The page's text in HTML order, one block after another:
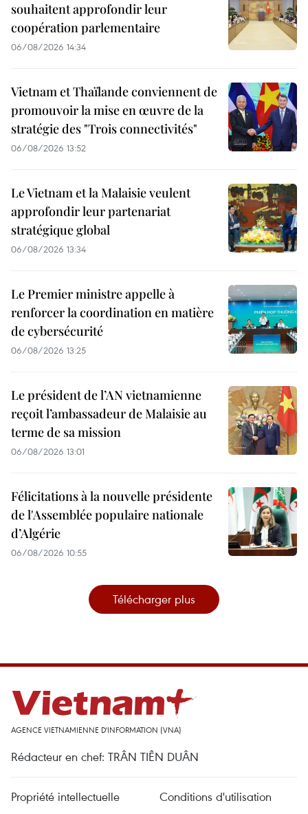
souhaitent approfondir leur
coopération parlementaire
06/08/2026 14:34
Vietnam et Thaïlande conviennent de
promouvoir la mise en œuvre de la
stratégie des "Trois connectivités"
06/08/2026 13:52
Le Vietnam et la Malaisie veulent
approfondir leur partenariat
stratégique global
06/08/2026 13:34
Le Premier ministre appelle à
renforcer la coordination en matière
de cybersécurité
06/08/2026 13:25
Le président de l’AN vietnamienne
reçoit l’ambassadeur de Malaisie au
terme de sa mission
06/08/2026 13:01
Félicitations à la nouvelle présidente
de l'Assemblée populaire nationale
d’Algérie
06/08/2026 10:55
Télécharger plus
AGENCE VIETNAMIENNE D'INFORMATION (VNA)
Rédacteur en chef: TRÂN TIÊN DUÂN
Propriété intellectuelle
Conditions d'utilisation